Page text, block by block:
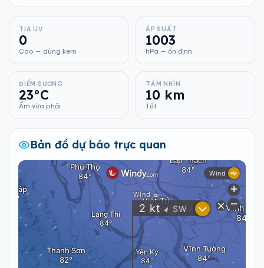
TIA UV
0
Cao — dùng kem
ÁP SUẤT
1003
hPa — ổn định
ĐIỂM SƯƠNG
23°C
Ẩm vừa phải
TẦM NHÌN
10 km
Tốt
Bản đồ dự báo trực quan